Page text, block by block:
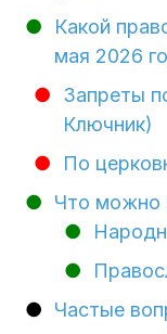
Какой
мая 2026
Запреты
Ключник)
По
Что можно
Частые